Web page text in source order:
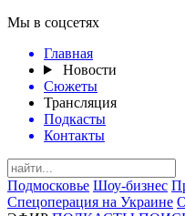
Мы в соцсетях
Главная
Новости
Сюжеты
Трансляция
Подкасты
Контакты
Подмосковье Шоу-бизнес
Спецоперация на Украине